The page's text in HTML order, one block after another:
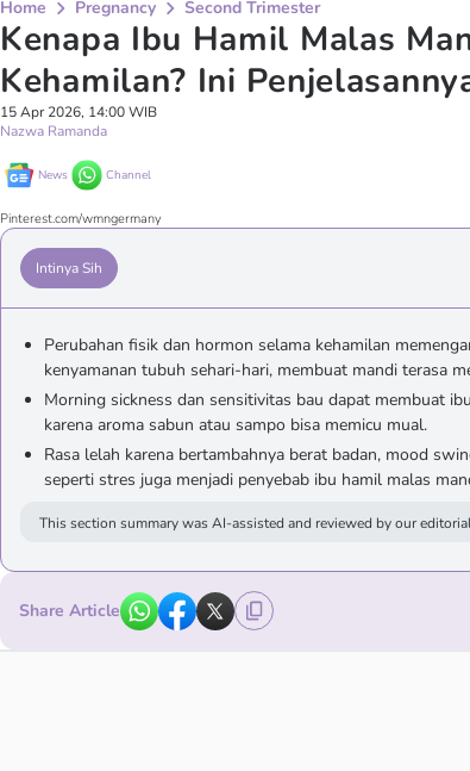
Home Pregnancy Second Trimester
Kenapa Ibu Hamil Malas
Kehamilan? Ini
15 Apr 2026, 14:00 WIB
Nazwa Ramanda
News Channel
Pinterest.com/wmngermany
Intinya Sih
Perubahan fisik dan hormon selama kehamilan
kenyamanan tubuh sehari-hari, membuat mandi terasa
Morning sickness dan sensitivitas bau dapat membuat
karena aroma sabun atau sampo bisa memicu mual.
Rasa lelah karena bertambahnya berat badan, mood
seperti stres juga menjadi penyebab ibu hamil malas
This section summary was AI-assisted and reviewed by our
Share Article